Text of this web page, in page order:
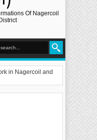
Of Nagercoil
in Nagercoil and